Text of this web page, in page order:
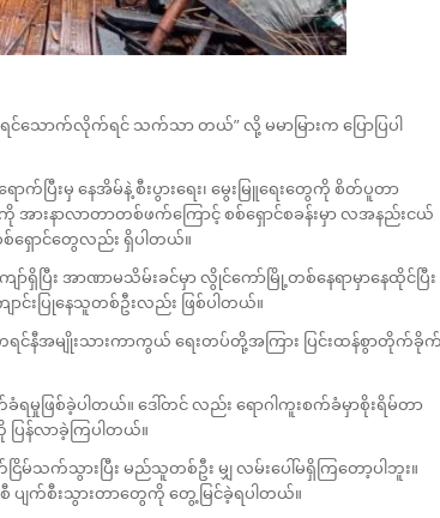
သောက်လိုက်ရင် သက်သာ တယ်” လို့ မမာမြားက ပြောပြပါ
ပြီးမှ နေအိမ်နဲ့ စီးပွားရေး၊ မွေးမြူရေးတွေကို စိတ်ပူတာ
အားနာလာတာတစ်ဖက်ကြောင့် စစ်ရှောင်စခန်းမှာ လအနည်းငယ်
စ်ရှောင်တွေလည်း ရှိပါတယ်။
ပြီး အာဏာမသိမ်းခင်မှာ လွိုင်ကော်မြို့တစ်နေရာမှာနေထိုင်ပြီး
င်းပြုနေသူတစ်ဦးလည်း ဖြစ်ပါတယ်။
င်နီအမျိုးသားကာကွယ် ရေးတပ်တို့အကြား ပြင်းထန်စွာတိုက်ခို
ဖြစ်ခဲ့ပါတယ်။ ဒေါ်တင် လည်း ရောဂါကူးစက်ခံမှာစိုးရိမ်တာ
ြန်လာခဲ့ကြပါတယ်။
က်သွားပြီး မည်သူတစ်ဦး မျှ လမ်းပေါ်မရှိကြတော့ပါဘူး။
က်စီးသွားတာတွေကို တွေ့မြင်ခဲ့ရပါတယ်။